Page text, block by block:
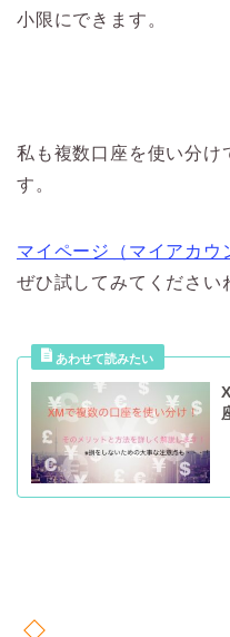
小限にできます。
私も複数口座を使い分け
す。
マイページ（マイアカウ
ぜひ試してみてください